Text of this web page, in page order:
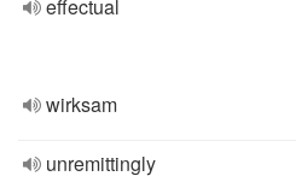
effectual
wirksam
unremittingly